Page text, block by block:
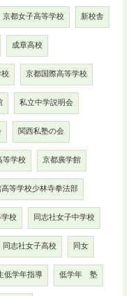
京都女子高等学校 新校舎
成章高校
京都国際高等学校
私立中学説明会
関西私塾の会
等学校 京都廣学館
等学校少林寺拳法部
校 同志社女子中学校
同志社女子高校 同女
低学年指導 低学年 塾